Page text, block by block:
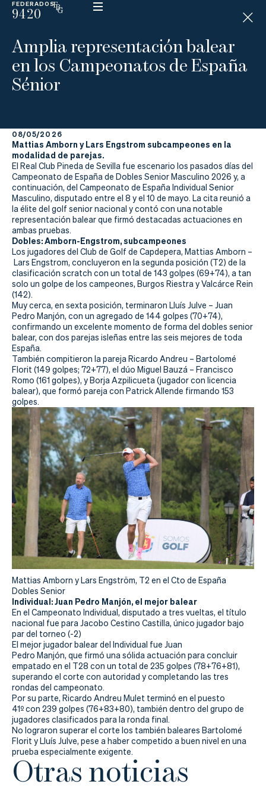
FEDERADOS
9420
ESP
N
D
C
A
P
La
Federación
Federarse
Jugar
Aprender
Actualidad
Tienda
Amplia representación balear
en los Campeonatos de España
Sénior
08/05/2026
Mattias Amborn y Lars Engstrom subcampeones en la
modalidad de parejas.
El Real Club Pineda de Sevilla fue escenario los pasados días del
Campeonato de España de Dobles Senior Masculino 2026 y, a
continuación, del Campeonato de España Individual Senior
Masculino, disputado entre el 8 y el 10 de mayo. La cita reunió a
la élite del golf senior nacional y contó con una notable
representación balear que firmó destacadas actuaciones en
ambas pruebas.
Dobles: Amborn-Engstrom, subcampeones
Los jugadores del Club de Golf de Capdepera, Mattias Amborn –
Lars Engstrom, concluyeron en la segunda posición (T2) de la
clasificación scratch con un total de 143 golpes (69+74), a tan
solo un golpe de los campeones, Burgos Riestra y Valcárce Rein
(142).
Muy cerca, en sexta posición, terminaron Lluís Julve – Juan
Pedro Manjón, con un agregado de 144 golpes (70+74),
confirmando un excelente momento de forma del dobles senior
balear, con dos parejas isleñas entre las seis mejores de toda
España.
También compitieron la pareja Ricardo Andreu – Bartolomé
Florit (149 golpes; 72+77), el dúo Miguel Bauzá – Francisco
Romo (161 golpes), y Borja Azpilicueta (jugador con licencia
balear), que formó pareja con Patrick Allende firmando 153
golpes.
Mattias Amborn y Lars Engström, T2 en el Cto de España
Dobles Senior
Individual: Juan Pedro Manjón, el mejor balear
En el Campeonato Individual, disputado a tres vueltas, el título
nacional fue para Jacobo Cestino Castilla, único jugador bajo
par del torneo (-2)
El mejor jugador balear del Individual fue Juan
Pedro Manjón, que firmó una sólida actuación para concluir
empatado en el T28 con un total de 235 golpes (78+76+81),
superando el corte con autoridad y completando las tres
rondas del campeonato.
Por su parte, Ricardo Andreu Mulet terminó en el puesto
41º con 239 golpes (76+83+80), también dentro del grupo de
jugadores clasificados para la ronda final.
No lograron superar el corte los también baleares Bartolomé
Florit y Lluís Julve, pese a haber competido a buen nivel en una
prueba especialmente exigente.
Otras noticias